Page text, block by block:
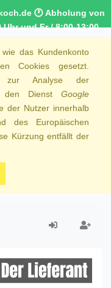
🕐 Abholung von
Uhr und Fr / 8:00-13:00
250€ Bestellwert
das Kundenkonto
Cookies gesetzt.
zur Analyse der
den Dienst Google
der Nutzer innerhalb
des Europäischen
Kürzung entfällt der